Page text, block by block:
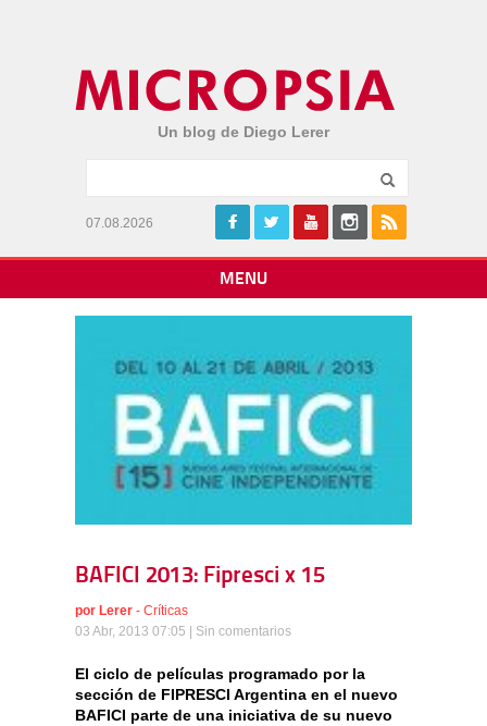
Un blog de Diego Lerer
07.08.2026
MENU
BAFICI 2013: Fipresci x 15
por Lerer - Críticas
03 Abr, 2013 07:05 | Sin comentarios
El ciclo de películas programado por la
sección de FIPRESCI Argentina en el nuevo
BAFICI parte de una iniciativa de su nuevo